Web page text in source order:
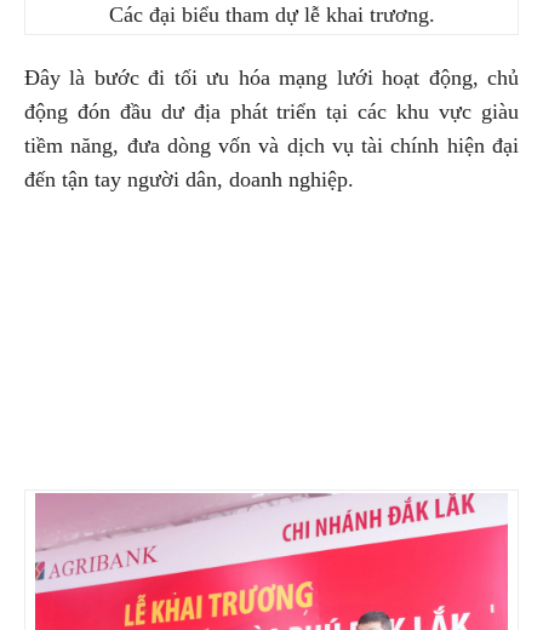
Các đại biểu tham dự lễ khai trương.
Đây là bước đi tối ưu hóa mạng lưới hoạt động, chủ
động đón đầu dư địa phát triển tại các khu vực giàu
tiềm năng, đưa dòng vốn và dịch vụ tài chính hiện đại
đến tận tay người dân, doanh nghiệp.